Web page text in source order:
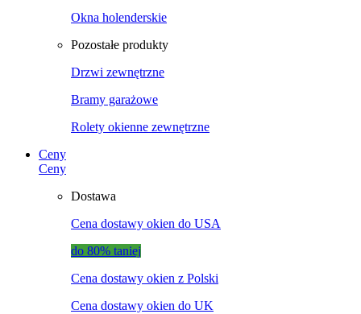
Okna holenderskie
Pozostałe produkty
Drzwi zewnętrzne
Bramy garażowe
Rolety okienne zewnętrzne
Ceny
Ceny
Dostawa
Cena dostawy okien do USA
do 80% taniej
Cena dostawy okien z Polski
Cena dostawy okien do UK